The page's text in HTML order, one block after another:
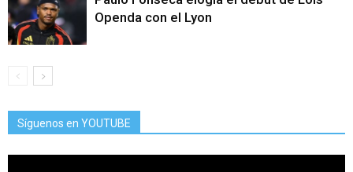
Openda con el Lyon
Síguenos en YOUTUBE